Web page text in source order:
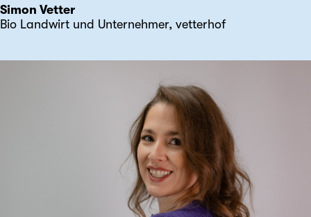
Simon Vetter
Bio Landwirt und Unternehmer, vetterhof